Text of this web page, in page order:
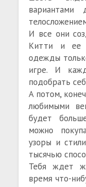
И все они
Китти и ее
одежды
игре. И
подобрать
А потом,
любимыми
будет
можно
узоры и
тысячью
Тебя ждет
время что-